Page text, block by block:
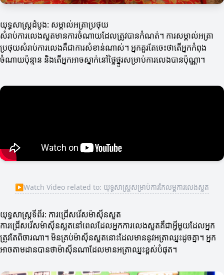
យុទ្ធសាស្ត្រដំបូង: សម្គាល់អត្រាប្រថុយ
សំរាប់ការលេងស្លតមានការចំណាយដែលត្រូវបានកំណត់។ ការសម្គាល់អត្រា
ប្រថុយសំរាប់ការលេងគឺជាការសំខាន់ណាស់។ អ្នកគួរតែចេះថាតើអ្នកកំពុង
ចំណាយប៉ុន្មាន និងតើអ្នកអាចស្នាក់នៅថ្លៃថ្នូរសម្រាប់ការលេងបានប៉ុណ្ណា។
▶Watch Video related to: យុទ្ធសាស្ត្រសម្រាប់ការកែលម្អការលេងស្លត
យុទ្ធសាស្ត្រទីពីរ: ការជ្រើសរើសម៉ាស៊ីនស្លត
ការជ្រើសរើសម៉ាស៊ីនស្លតនៅពេលដែលអ្នកការលេងស្លតគឺជាអ្វីមួយដែលអ្នក
ត្រូវតែពិចារណា។ មិនគ្រប់ម៉ាស៊ីនស្លតនោះដែលមាននូវអត្រាឈ្នះដូចគ្នា។ អ្នក
អាចតាមដានបានថាម៉ាស៊ីនណាដែលមានអត្រាឈ្នះខ្ពស់បំផុត។